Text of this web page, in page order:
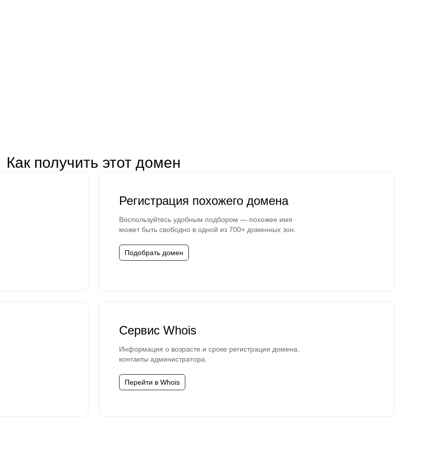
Как получить этот домен
Регистрация похожего домена
Воспользуйтесь удобным подбором — похожее имя
может быть свободно в одной из 700+ доменных зон.
Подобрать домен
Сервис Whois
Информация о возрасте и сроке регистрации домена,
контакты администратора.
Перейти в Whois